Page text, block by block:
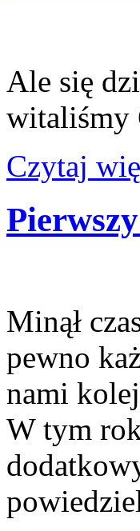
Ale się
witaliśmy
Czytaj
Minął
pewno
nami
W tym